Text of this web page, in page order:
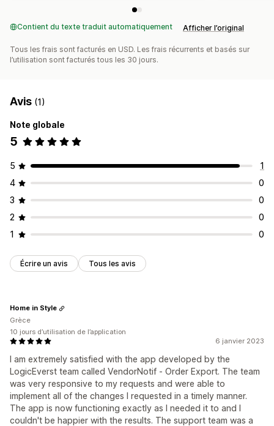
Contient du texte traduit automatiquement Afficher l’original
Tous les frais sont facturés en USD. Les frais récurrents et basés sur
l’utilisation sont facturés tous les 30 jours.
Avis (1)
Note globale
5
5
1
4
0
3
0
2
0
1
0
Écrire un avis Tous les avis
6 janvier 2023
I am extremely satisfied with the app developed by the
LogicEverst team called VendorNotif ‑ Order Export. The team
was very responsive to my requests and were able to
implement all of the changes I requested in a timely manner.
The app is now functioning exactly as I needed it to and I
couldn't be happier with the results. The support team was a
Home in Style
Grèce
10 jours d’utilisation de l’application